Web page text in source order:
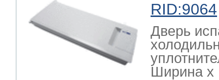
RID:9064
Дверь
Ширина х